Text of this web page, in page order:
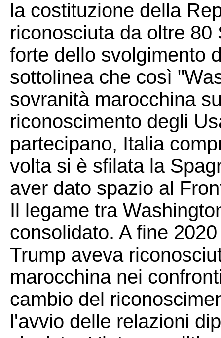
la costituzione della
riconosciuta da oltre 80
forte dello svolgimento
sottolinea che così
sovranità marocchina
riconoscimento degli
partecipano, Italia
volta si è sfilata la
aver dato spazio al
Il legame tra
consolidato. A fine
Trump aveva
marocchina nei
cambio del
l'avvio delle relazioni